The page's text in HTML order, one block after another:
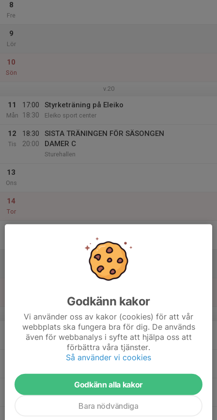
8
Fre
9
Lör
10
Sön
v.20
11
Mån
17:00
18:30
Styrketräning på Eleiko
Eleiko sport center
12
Tis
18:30
20:00
SISTA TRÄNINGEN FÖR SÄSONGEN
DAMER C
Sturehallen
13
Ons
14
Tor
v.21
17:00
18:30
Styrketräning på Eleiko
Eleiko sport center
20
Godkänn kakor
Vi använder oss av kakor (cookies) för att vår
webbplats ska fungera bra för dig. De används
även för webbanalys i syfte att hjälpa oss att
förbättra våra tjänster.
Så använder vi cookies
Godkänn alla kakor
Bara nödvändiga